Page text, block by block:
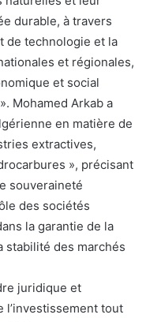
durable, à travers
de technologie et la
et régionales,
et social
Mohamed Arkab a
en matière de
extractives,
», précisant
souveraineté
des sociétés
la garantie de la
stabilité des marchés
juridique et
l’investissement tout